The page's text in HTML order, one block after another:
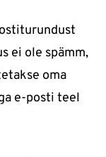
ei ole spämm,
oma
e-posti teel